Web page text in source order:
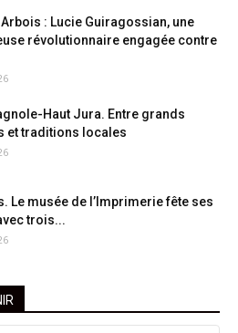
: Lucie Guiragossian, une
révolutionnaire engagée contre
Haut Jura. Entre grands
et traditions locales
Le musée de l’Imprimerie fête ses
trois...